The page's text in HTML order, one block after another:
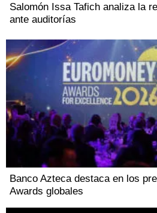
Salomón Issa Tafich analiza la
ante auditorías
Banco Azteca destaca en los
Awards globales